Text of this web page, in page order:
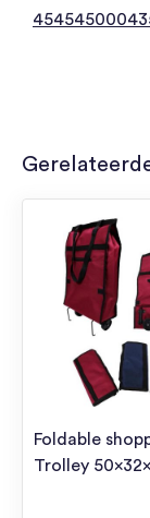
Foldable
Trolley